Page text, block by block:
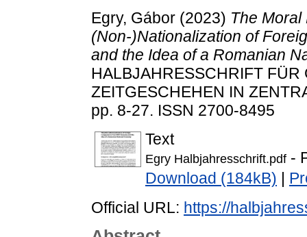
Egry, Gábor (2023) The
(Non-)Nationalization of
and the Idea of a Romanian
HALBJAHRESSCHRIFT FÜR
ZEITGESCHEHEN IN
pp. 8-27. ISSN 2700-8495
Text
Egry Halbjahresschrift.pdf -
Download (184kB)
Official URL: https://